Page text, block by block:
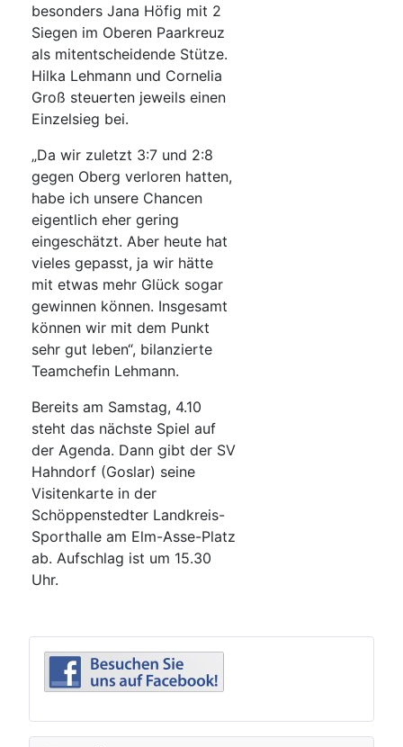
besonders Jana Höfig mit 2
Siegen im Oberen Paarkreuz
als mitentscheidende Stütze.
Hilka Lehmann und Cornelia
Groß steuerten jeweils einen
Einzelsieg bei.
„Da wir zuletzt 3:7 und 2:8
gegen Oberg verloren hatten,
habe ich unsere Chancen
eigentlich eher gering
eingeschätzt. Aber heute hat
vieles gepasst, ja wir hätte
mit etwas mehr Glück sogar
gewinnen können. Insgesamt
können wir mit dem Punkt
sehr gut leben“, bilanzierte
Teamchefin Lehmann.
Bereits am Samstag, 4.10
steht das nächste Spiel auf
der Agenda. Dann gibt der SV
Hahndorf (Goslar) seine
Visitenkarte in der
Schöppenstedter Landkreis-
Sporthalle am Elm-Asse-Platz
ab. Aufschlag ist um 15.30
Uhr.